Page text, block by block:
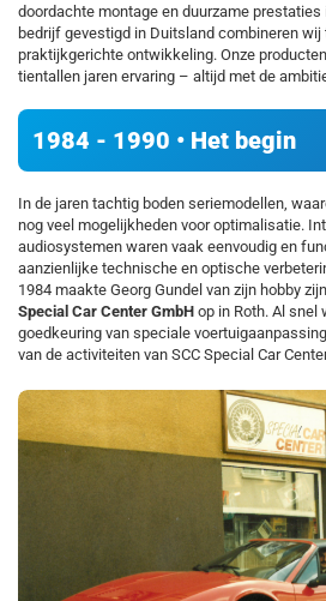
doordachte montage en duurzame
bedrijf gevestigd in Duitsland combineren
praktijkgerichte ontwikkeling. Onze
tientallen jaren ervaring – altijd met de
1984 - 1990 • Het begin
In de jaren tachtig boden seriemodellen,
nog veel mogelijkheden voor optimalisatie.
audiosystemen waren vaak eenvoudig en
aanzienlijke technische en optische
1984 maakte Georg Gundel van zijn hobby
Special Car Center GmbH op in Roth. Al snel
goedkeuring van speciale
van de activiteiten van SCC Special Car